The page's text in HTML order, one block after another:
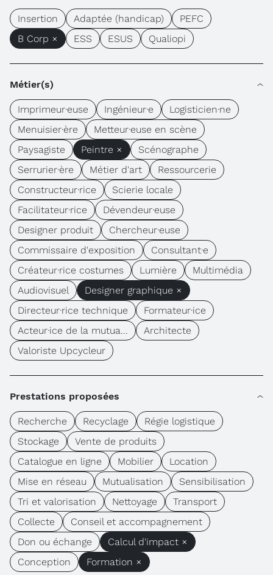
Insertion Adaptée (handicap)
PEFC
B Corp ×
ESS ESUS Qualiopi
Métier(s)
Imprimeur·euse Ingénieur·e
Logisticien·ne
Menuisier·ère
Metteur·euse en scène
Paysagiste
Peintre ×
Scénographe
Serrurier·ère
Métier d'art
Ressourcerie
Constructeur·rice
Scierie locale
Facilitateur·rice
Dévendeur·euse
Designer produit
Chercheur·euse
Commissaire d'exposition
Consultant·e
Créateur·rice costumes
Lumière
Multimédia
Audiovisuel
Designer graphique ×
Directeur·rice technique
Formateur·ice
Acteur·ice de la mutua...
Architecte
Valoriste Upcycleur
Prestations proposées
Recherche Recyclage
Régie logistique
Stockage
Vente de produits
Catalogue en ligne
Mobilier
Location
Mise en réseau
Mutualisation
Sensibilisation
Tri et valorisation
Nettoyage
Transport
Collecte
Conseil et accompagnement
Don ou échange
Calcul d'impact ×
Conception
Formation ×